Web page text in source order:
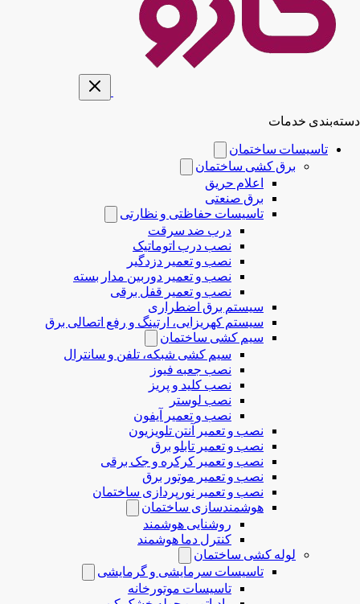
دسته‌بندی خدمات
تاسیسات ساختمان
برق کشی ساختمان
اعلام حریق
برق صنعتی
تاسیسات حفاظتی و نظارتی
درب ضد سرقت
نصب درب‌ اتوماتیک
نصب و تعمیر دزدگیر
نصب و تعمیر دوربین مدار بسته
نصب و تعمیر قفل برقی
سیستم برق اضطراری
سیستم کهریزایی، ارتینگ و رفع اتصالی برق
سیم کشی ساختمان
سیم کشی شبکه، تلفن و سانترال
نصب جعبه فیوز
نصب کلید و پریز
نصب لوستر
نصب و تعمیر آیفون
نصب و تعمیر آنتن تلویزیون
نصب و تعمیر تابلو برق
نصب و تعمیر کرکره و جک برقی
نصب و تعمیر موتور برق
نصب و تعمیر نورپردازی ساختمان
هوشمندسازی ساختمان
روشنایی هوشمند
کنترل دما هوشمند
لوله کشی ساختمان
تاسیسات سرمایشی و گرمایشی
تاسیسات موتورخانه